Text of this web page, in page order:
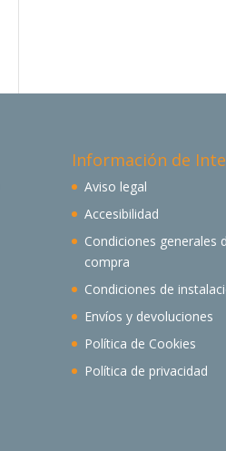
Información de
Aviso legal
Accesibilidad
Condiciones generales
compra
Condiciones de
Envíos y devoluciones
Política de Cookies
Política de privacidad